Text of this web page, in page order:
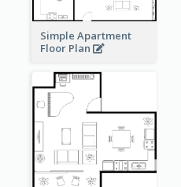
Simple Apartment
Floor Plan